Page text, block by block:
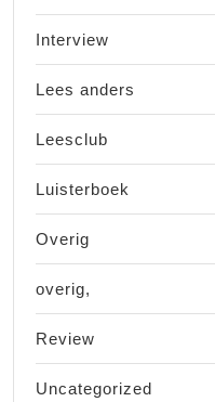
Interview
Lees anders
Leesclub
Luisterboek
Overig
overig,
Review
Uncategorized